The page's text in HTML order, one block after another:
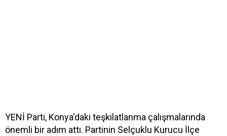
YENİ Parti, Konya'daki teşkilatlanma çalışmalarında
önemli bir adım attı. Partinin Selçuklu Kurucu İlçe